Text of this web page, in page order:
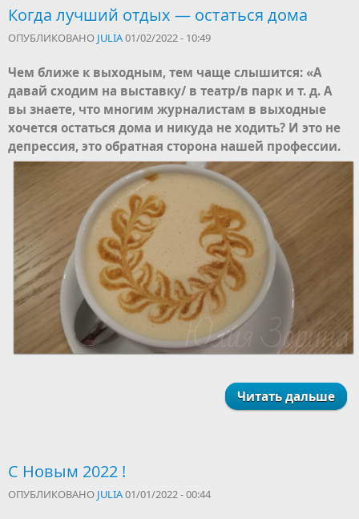
Когда лучший отдых — остаться дома
ОПУБЛИКОВАНО JULIA01/02/2022 - 10:49
Чем ближе к выходным, тем чаще слышится: «А
давай сходим на выставку/ в театр/в парк и т. д. А
вы знаете, что многим журналистам в выходные
хочется остаться дома и никуда не ходить? И это не
депрессия, это обратная сторона нашей профессии.
Читать дальше
С Новым 2022 !
ОПУБЛИКОВАНО JULIA01/01/2022 - 00:44